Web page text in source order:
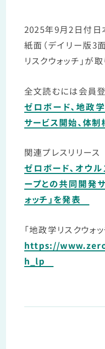
2025年9月2日付日
紙面（デイリー版3
リスクウォッチ」が
全文読むには会員
ゼロボード、地政
サービス開始、体
関連プレスリリース
ゼロボード、オウ
ープとの共同開発
ォッチ」を発表
「地政学リスクウォ
https://
h_lp